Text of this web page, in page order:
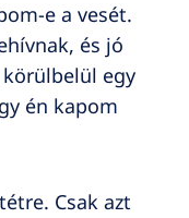
e a vesét.
és jó
egy
én kapom
Csak azt